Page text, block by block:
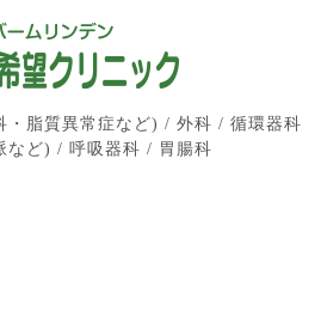
・脂質異常症など) / 外科 / 循環器科
など) / 呼吸器科 / 胃腸科